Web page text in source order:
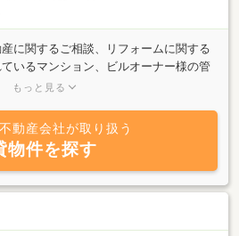
に関するご相談、リフォームに関する
いるマンション、ビルオーナー様の管
験のあるスタッフが全てワンストップ
て無料で承ります。また自社で不動産
お気軽にお申しつけくださいませ。お
かたはお気軽にメールでお問い合わせ
もっと見る
動産会社が取り扱う
物件を探す